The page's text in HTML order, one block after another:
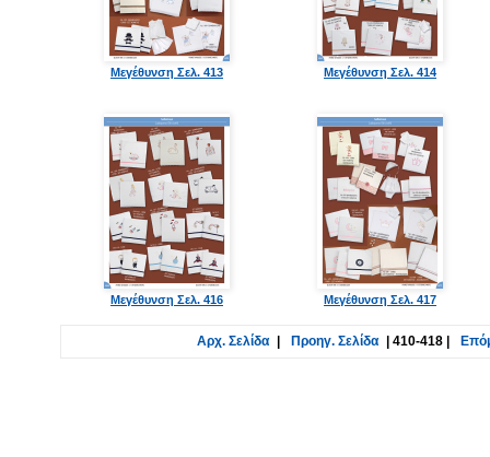
Μεγέθυνση Σελ. 413 Μεγέθυνση Σελ. 414
Μεγέθυνση Σελ. 416 Μεγέθυνση Σελ. 417
Αρχ. Σελίδα Προηγ. Σελίδα 410-418